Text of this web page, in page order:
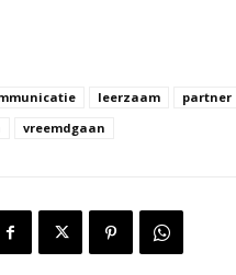
leerzaam partner
vreemdgaan